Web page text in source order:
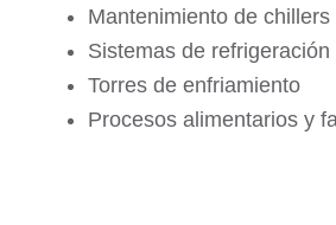
Mantenimiento de chillers
Sistemas de refrigeración
Torres de enfriamiento
Procesos alimentarios y